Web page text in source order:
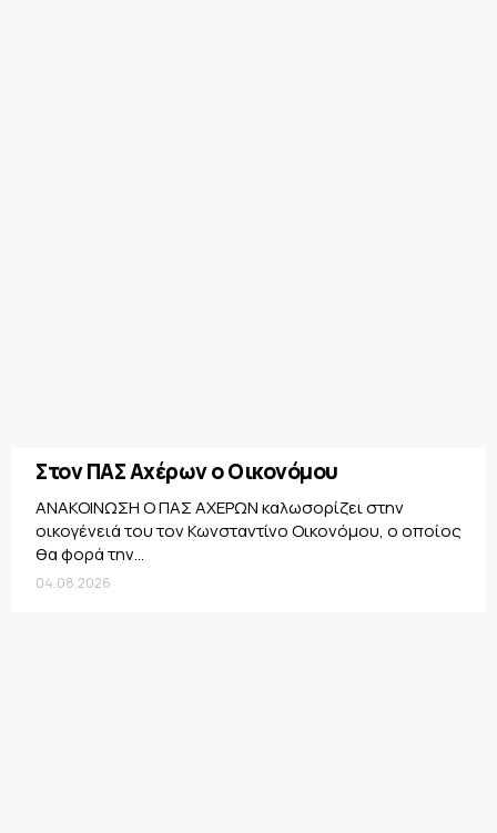
Στον ΠΑΣ Αχέρων ο Οικονόμου
ΑΝΑΚΟΙΝΩΣΗ Ο ΠΑΣ ΑΧΕΡΩΝ καλωσορίζει στην
οικογένειά του τον Κωνσταντίνο Οικονόμου, ο οποίος
θα φορά την...
04.08.2026